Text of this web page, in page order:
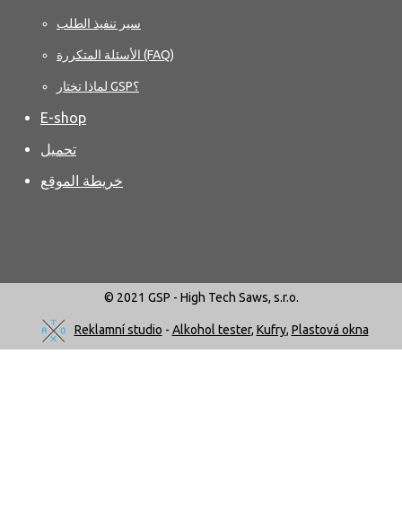
سير تنفيذ الطلب
الأسئلة المتكررة (FAQ)
لماذا تختار GSP؟
E-shop
تحميل
خريطة الموقع
© 2021 GSP - High Tech Saws, s.r.o.
Reklamní studio - Alkohol tester, Kufry, Plastová okna